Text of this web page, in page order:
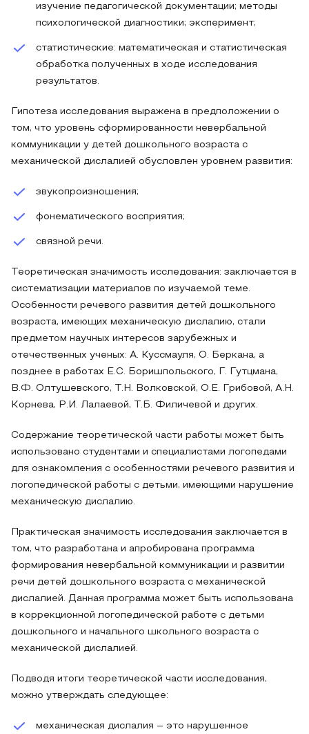
изучение педагогической документации; методы
психологической диагностики; эксперимент;
статистические: математическая и статистическая
обработка полученных в ходе исследования
результатов.
Гипотеза исследования выражена в предположении о
том, что уровень сформированности невербальной
коммуникации у детей дошкольного возраста с
механической дислалией обусловлен уровнем развития:
звукопроизношения;
фонематического восприятия;
связной речи.
Теоретическая значимость исследования: заключается в
систематизации материалов по изучаемой теме.
Особенности речевого развития детей дошкольного
возраста, имеющих механическую дислалию, стали
предметом научных интересов зарубежных и
отечественных ученых: А. Куссмауля, О. Беркана, а
позднее в работах Е.С. Боришпольского, Г. Гутцмана,
В.Ф. Олтушевского, Т.Н. Волковской, О.Е. Грибовой, А.Н.
Корнева, Р.И. Лалаевой, Т.Б. Филичевой и других.
Содержание теоретической части работы может быть
использовано студентами и специалистами логопедами
для ознакомления с особенностями речевого развития и
логопедической работы с детьми, имеющими нарушение
механическую дислалию.
Практическая значимость исследования заключается в
том, что разработана и апробирована программа
формирования невербальной коммуникации и развитии
речи детей дошкольного возраста с механической
дислалией. Данная программа может быть использована
в коррекционной логопедической работе с детьми
дошкольного и начального школьного возраста с
механической дислалией.
Подводя итоги теоретической части исследования,
можно утверждать следующее:
механическая дислалия – это нарушенное